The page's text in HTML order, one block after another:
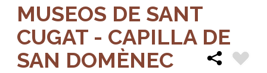
MUSEOS DE SANT
CUGAT - CAPILLA DE
SAN DOMÈNEC